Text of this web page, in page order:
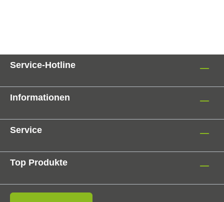
Service-Hotline
Informationen
Service
Top Produkte